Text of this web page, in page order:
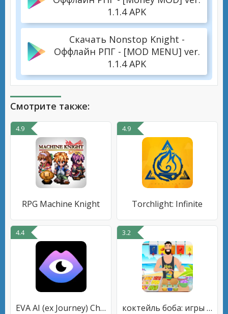
1.1.4 APK
Скачать Nonstop Knight -
Оффлайн РПГ - [MOD MENU] ver.
1.1.4 APK
Смотрите также:
4.9
RPG Machine Knight
4.9
Torchlight: Infinite
4.4
EVA AI (ex Journey) Chat Bot
3.2
коктейль боба: игры рецептами